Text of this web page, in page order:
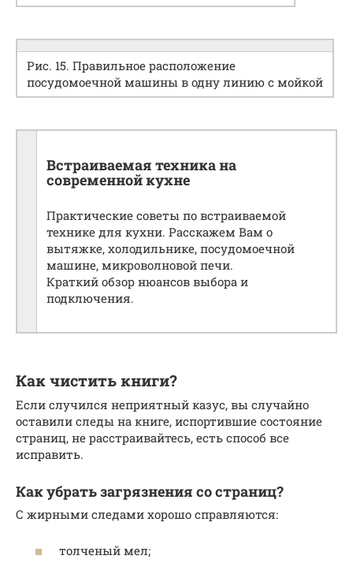
Рис. 15. Правильное расположение
посудомоечной машины в одну линию с мойкой
Встраиваемая техника на
современной кухне
Практические советы по встраиваемой
технике для кухни. Расскажем Вам о
вытяжке, холодильнике, посудомоечной
машине, микроволновой печи.
Краткий обзор нюансов выбора и
подключения.
Как чистить книги?
Если случился неприятный казус, вы случайно
оставили следы на книге, испортившие состояние
страниц, не расстраивайтесь, есть способ все
исправить.
Как убрать загрязнения со страниц?
С жирными следами хорошо справляются:
толченый мел;